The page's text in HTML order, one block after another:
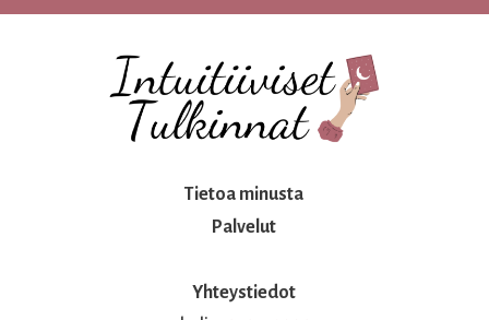
Tietoa minusta
Palvelut
Yhteystiedot